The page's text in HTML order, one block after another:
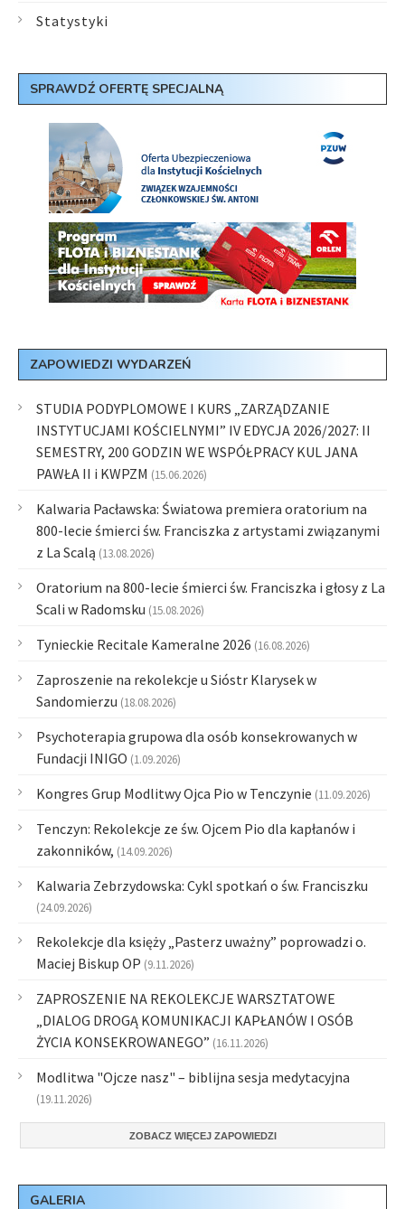
Statystyki
SPRAWDŹ OFERTĘ SPECJALNĄ
ZAPOWIEDZI WYDARZEŃ
STUDIA PODYPLOMOWE I KURS „ZARZĄDZANIE
INSTYTUCJAMI KOŚCIELNYMI” IV EDYCJA 2026/2027: II
SEMESTRY, 200 GODZIN WE WSPÓŁPRACY KUL JANA
PAWŁA II i KWPZM (15.06.2026)
Kalwaria Pacławska: Światowa premiera oratorium na
800-lecie śmierci św. Franciszka z artystami związanymi
z La Scalą (13.08.2026)
Oratorium na 800-lecie śmierci św. Franciszka i głosy z La
Scali w Radomsku (15.08.2026)
Tynieckie Recitale Kameralne 2026 (16.08.2026)
Zaproszenie na rekolekcje u Sióstr Klarysek w
Sandomierzu (18.08.2026)
Psychoterapia grupowa dla osób konsekrowanych w
Fundacji INIGO (1.09.2026)
Kongres Grup Modlitwy Ojca Pio w Tenczynie (11.09.2026)
Tenczyn: Rekolekcje ze św. Ojcem Pio dla kapłanów i
zakonników, (14.09.2026)
Kalwaria Zebrzydowska: Cykl spotkań o św. Franciszku
(24.09.2026)
Rekolekcje dla księży „Pasterz uważny” poprowadzi o.
Maciej Biskup OP (9.11.2026)
ZAPROSZENIE NA REKOLEKCJE WARSZTATOWE
„DIALOG DROGĄ KOMUNIKACJI KAPŁANÓW I OSÓB
ŻYCIA KONSEKROWANEGO” (16.11.2026)
Modlitwa "Ojcze nasz" – biblijna sesja medytacyjna
(19.11.2026)
ZOBACZ WIĘCEJ ZAPOWIEDZI
GALERIA